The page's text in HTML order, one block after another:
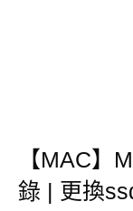
【MAC】
錄 | 更換